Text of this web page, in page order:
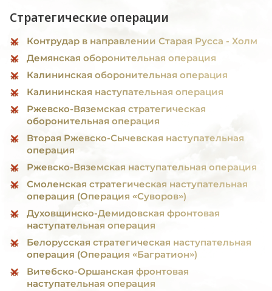
Стратегические операции
Контрудар в направлении Старая Русса - Холм
Демянская оборонительная операция
Калининская оборонительная операция
Калининская наступательная операция
Ржевско-Вяземская стратегическая
оборонительная операция
Вторая Ржевско-Сычевская наступательная
операция
Ржевско-Вяземская наступательная операция
Смоленская стратегическая наступательная
операция (Операция «Суворов»)
Духовщинско-Демидовская фронтовая
наступательная операция
Белорусская стратегическая наступательная
операция (Операция «Багратион»)
Витебско-Оршанская фронтовая
наступательная операция